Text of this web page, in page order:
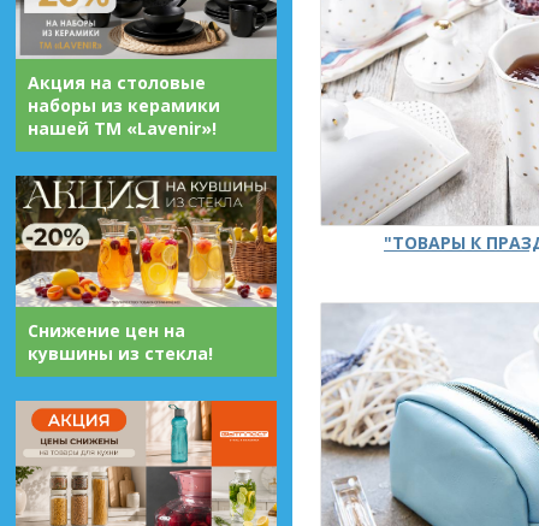
Акция на столовые
наборы из керамики
нашей ТМ «Lavenir»!
Снижение цен на
кувшины из стекла!
"ТОВАРЫ К